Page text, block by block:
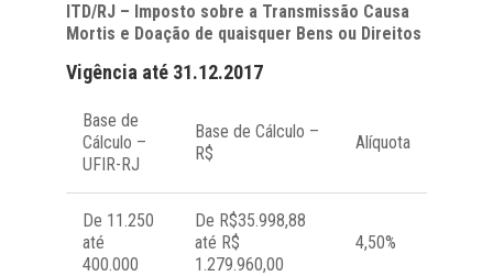
ITD/RJ – Imposto sobre a Transmissão Causa
Mortis e Doação de quaisquer Bens ou Direitos
Vigência até 31.12.2017
Base de
Cálculo –
UFIR-RJ
Base de Cálculo –
R$
Alíquota
De 11.250
até
400.000
De R$35.998,88
até R$
1.279.960,00
4,50%